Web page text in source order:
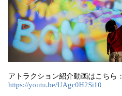
アトラクション紹介動画はこちら：
https://youtu.be/UAgc0H2Si10